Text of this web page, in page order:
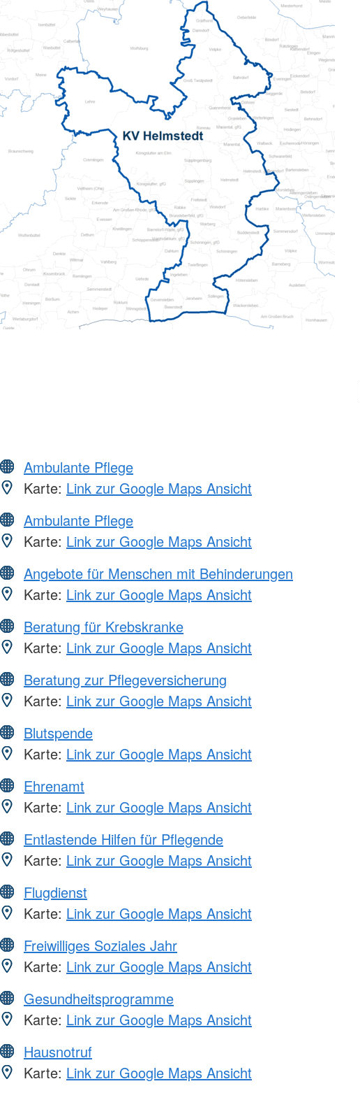
Pflegeberatung
Hilfs-Mittel-Verleih
Servicewohnen-Sonnenpark
Tages-Pflege
Ambulante Pflege
Karte: Link zur Google Maps Ansicht
Ambulante Pflege
Karte: Link zur Google Maps Ansicht
Angebote für Menschen mit Behinderungen
Karte: Link zur Google Maps Ansicht
Beratung für Krebskranke
Karte: Link zur Google Maps Ansicht
Beratung zur Pflegeversicherung
Karte: Link zur Google Maps Ansicht
Blutspende
Karte: Link zur Google Maps Ansicht
Ehrenamt
Karte: Link zur Google Maps Ansicht
Entlastende Hilfen für Pflegende
Karte: Link zur Google Maps Ansicht
Flugdienst
Karte: Link zur Google Maps Ansicht
Freiwilliges Soziales Jahr
Karte: Link zur Google Maps Ansicht
Gesundheitsprogramme
Karte: Link zur Google Maps Ansicht
Hausnotruf
Karte: Link zur Google Maps Ansicht